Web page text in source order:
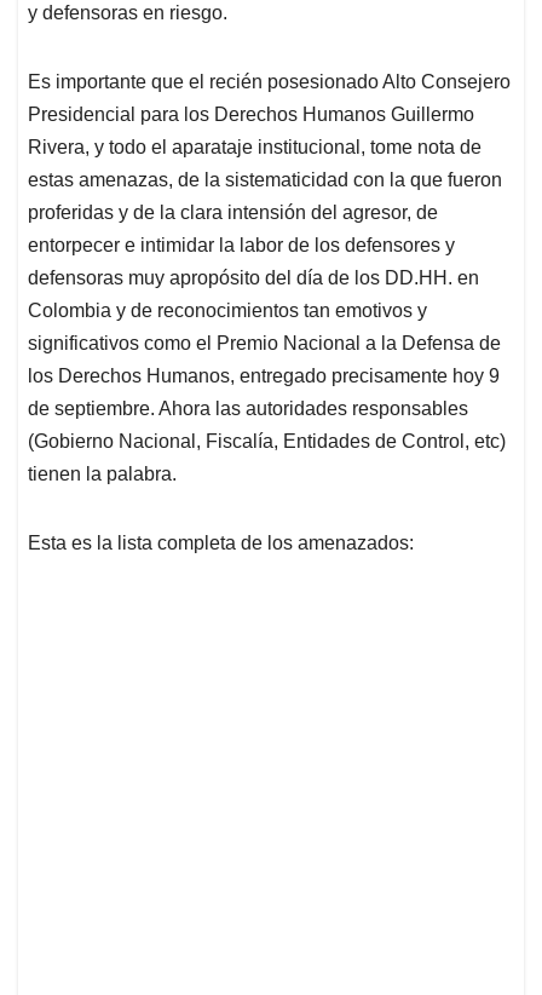
y defensoras en riesgo.
Es importante que el recién posesionado Alto Consejero
Presidencial para los Derechos Humanos Guillermo
Rivera, y todo el aparataje institucional, tome nota de
estas amenazas, de la sistematicidad con la que fueron
proferidas y de la clara intensión del agresor, de
entorpecer e intimidar la labor de los defensores y
defensoras muy apropósito del día de los DD.HH. en
Colombia y de reconocimientos tan emotivos y
significativos como el Premio Nacional a la Defensa de
los Derechos Humanos, entregado precisamente hoy 9
de septiembre. Ahora las autoridades responsables
(Gobierno Nacional, Fiscalía, Entidades de Control, etc)
tienen la palabra.
Esta es la lista completa de los amenazados: